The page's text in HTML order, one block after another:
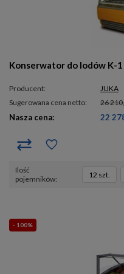
Konserwator do lodów K-1
Producent:
JUKA
Sugerowana cena netto:
26
Nasza cena: 22
ilość
pojemników
12 szt.
- 100%